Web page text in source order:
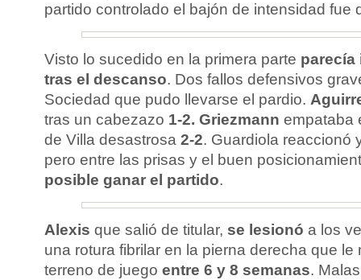
partido controlado el bajón de intensidad fue
Visto lo sucedido en la primera parte parecía
tras el descanso. Dos fallos defensivos
Sociedad que pudo llevarse el pardio.
tras un cabezazo 1-2. Griezmann empataba
de Villa desastrosa 2-2. Guardiola reaccionó
pero entre las prisas y el buen
posible ganar el partido.
Alexis que salió de titular, se lesionó a los
una rotura fibrilar en la pierna derecha que
terreno de juego entre 6 y 8 semanas.